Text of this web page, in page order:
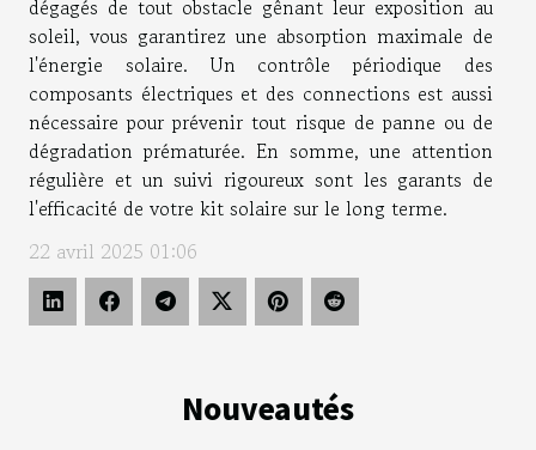
dégagés de tout obstacle gênant leur exposition au
soleil, vous garantirez une absorption maximale de
l'énergie solaire. Un contrôle périodique des
composants électriques et des connections est aussi
nécessaire pour prévenir tout risque de panne ou de
dégradation prématurée. En somme, une attention
régulière et un suivi rigoureux sont les garants de
l'efficacité de votre kit solaire sur le long terme.
22 avril 2025 01:06
Nouveautés